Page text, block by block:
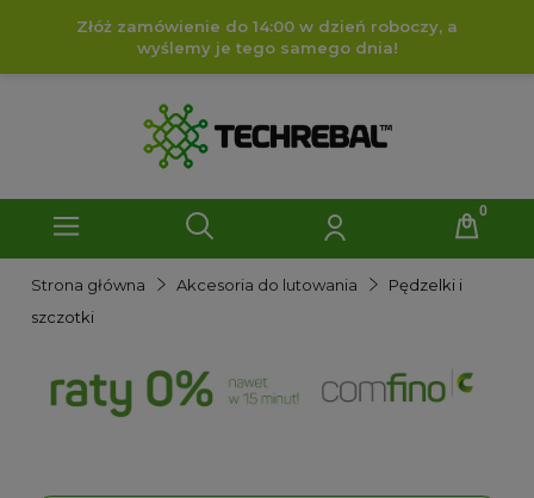
Złóż zamówienie do 14:00 w dzień roboczy, a
wyślemy je tego samego dnia!
Strona główna Akcesoria do lutowania
Pędzelki i
szczotki